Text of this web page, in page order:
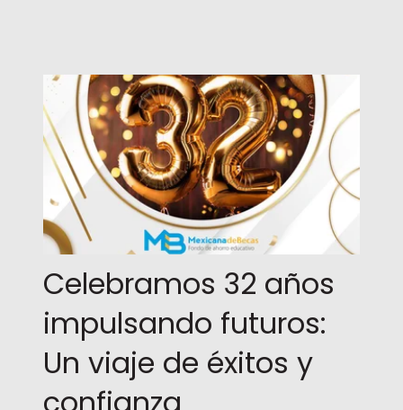
Celebramos 32 años
impulsando futuros:
Un viaje de éxitos y